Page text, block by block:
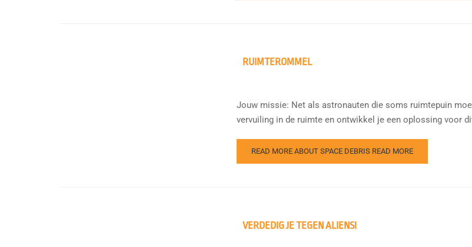
RUIMTEROMMEL
Jouw missie: Net als astronauten die soms ruimtepuin
vervuiling in de ruimte en ontwikkel je een oplossing voor
READ MORE ABOUT SPACE DEBRIS READ MORE
VERDEDIG JE TEGEN ALIENS!